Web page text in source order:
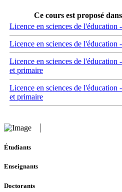
Ce cours est proposé
Licence en sciences de l'éducation
Licence en sciences de l'éducation
Licence en sciences de l'éducation
et primaire
Licence en sciences de l'éducation
et primaire
Étudiants
Enseignants
Doctorants